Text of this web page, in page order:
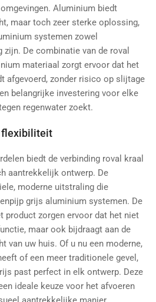
Aluminium biedt
maar toch zeer sterke oplossing,
systemen zowel
zijn. De combinatie van de roval
materiaal zorgt ervoor dat het
afgevoerd, zonder risico op slijtage
belangrijke investering voor elke
regenwater zoekt.
flexibiliteit
biedt de verbinding roval kraal
aantrekkelijk ontwerp. De
moderne uitstraling die
grijs aluminium systemen. De
product zorgen ervoor dat het niet
maar ook bijdraagt aan de
van uw huis. Of u nu een moderne,
of een meer traditionele gevel,
past perfect in elk ontwerp. Deze
ideale keuze voor het afvoeren